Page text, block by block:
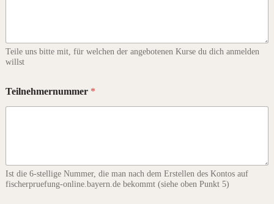
Teile uns bitte mit, für welchen der angebotenen Kurse du dich anmelden
willst
a
m
u
r
t
Teilnehmernummer *
Ist die 6-stellige Nummer, die man nach dem Erstellen des Kontos auf
fischerpruefung-online.bayern.de bekommt (siehe oben Punkt 5)